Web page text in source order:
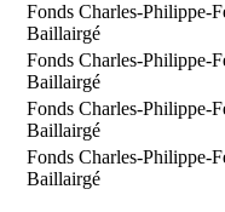
Fonds Charles-Philippe-
Baillairgé
Fonds Charles-Philippe-
Baillairgé
Fonds Charles-Philippe-
Baillairgé
Fonds Charles-Philippe-
Baillairgé